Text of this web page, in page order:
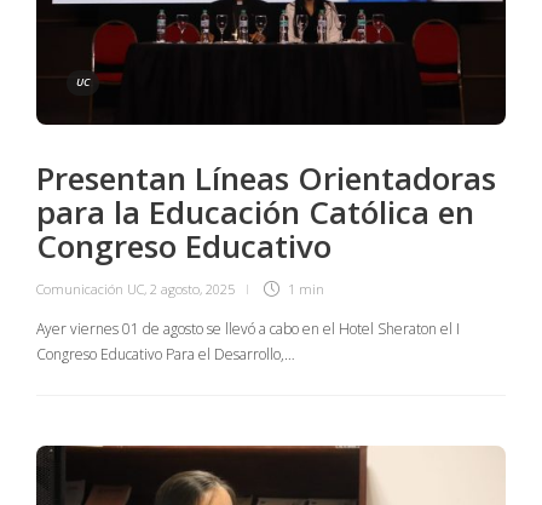
UC
Presentan Líneas Orientadoras
para la Educación Católica en
Congreso Educativo
Comunicación UC, 2 agosto, 2025 1 min
Ayer viernes 01 de agosto se llevó a cabo en el Hotel Sheraton el I
Congreso Educativo Para el Desarrollo,…